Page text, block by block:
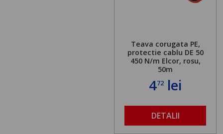
Teava corugata PE,
protectie cablu DE 50
450 N/m Elcor, rosu,
50m
472 lei
DETALII